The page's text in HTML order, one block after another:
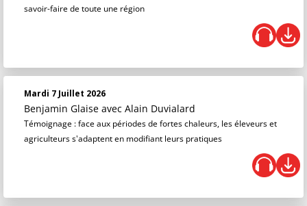
savoir-faire de toute une région
Mardi 7 Juillet 2026
Benjamin Glaise avec Alain Duvialard
Témoignage : face aux périodes de fortes chaleurs, les éleveurs et
agriculteurs s'adaptent en modifiant leurs pratiques